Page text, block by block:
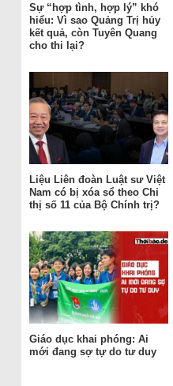
Sự “hợp tình, hợp lý” khó
hiểu: Vì sao Quảng Trị hủy
kết quả, còn Tuyên Quang
cho thi lại?
Liệu Liên đoàn Luật sư Việt
Nam có bị xóa sổ theo Chỉ
thị số 11 của Bộ Chính trị?
Giáo dục khai phóng: Ai
mới đang sợ tự do tư duy